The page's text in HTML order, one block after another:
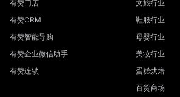
有赞门店
有赞CRM
有赞智能导购
有赞企业微信助手
有赞连锁
文旅行业
鞋服行业
母婴行业
美妆行业
蛋糕烘焙
百货商场